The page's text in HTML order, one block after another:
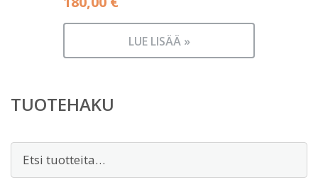
LUE LISÄÄ »
TUOTEHAKU
Etsi: